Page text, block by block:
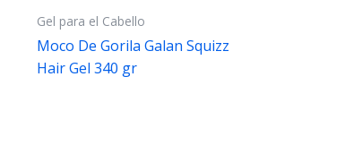
Gel para el Cabello
Moco De Gorila Galan Squizz
Hair Gel 340 gr